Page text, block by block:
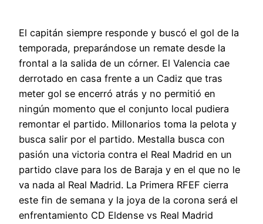
El capitán siempre responde y buscó el gol de la
temporada, preparándose un remate desde la
frontal a la salida de un córner. El Valencia cae
derrotado en casa frente a un Cadiz que tras
meter gol se encerró atrás y no permitió en
ningún momento que el conjunto local pudiera
remontar el partido. Millonarios toma la pelota y
busca salir por el partido. Mestalla busca con
pasión una victoria contra el Real Madrid en un
partido clave para los de Baraja y en el que no le
va nada al Real Madrid. La Primera RFEF cierra
este fin de semana y la joya de la corona será el
enfrentamiento CD Eldense vs Real Madrid